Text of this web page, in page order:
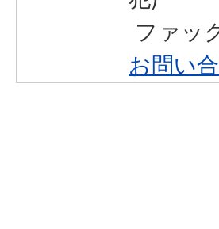
ファ
お問い